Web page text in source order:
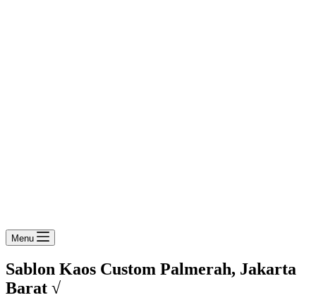
Menu
Sablon Kaos Custom Palmerah, Jakarta
Barat √